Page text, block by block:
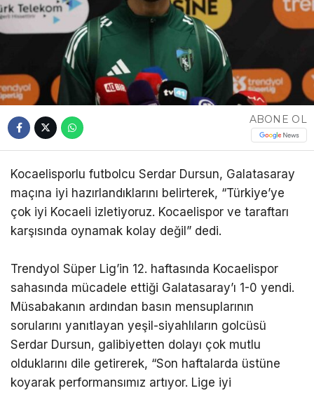
ABONE OL
Kocaelisporlu futbolcu Serdar Dursun, Galatasaray
maçına iyi hazırlandıklarını belirterek, “Türkiye’ye
çok iyi Kocaeli izletiyoruz. Kocaelispor ve taraftarı
karşısında oynamak kolay değil” dedi.
Trendyol Süper Lig’in 12. haftasında Kocaelispor
sahasında mücadele ettiği Galatasaray’ı 1-0 yendi.
Müsabakanın ardından basın mensuplarının
sorularını yanıtlayan yeşil-siyahlıların golcüsü
Serdar Dursun, galibiyetten dolayı çok mutlu
olduklarını dile getirerek, “Son haftalarda üstüne
koyarak performansımız artıyor. Lige iyi